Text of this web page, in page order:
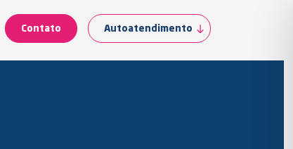
Contato Autoatendimento